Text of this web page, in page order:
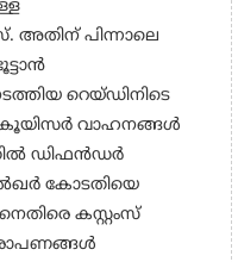
അതിന് പിന്നാലെ
റെയ്ഡിനിടെ
വാഹനങ്ങള്‍
ഡിഫന്‍ഡര്‍
കോടതിയെ
കസ്റ്റംസ്